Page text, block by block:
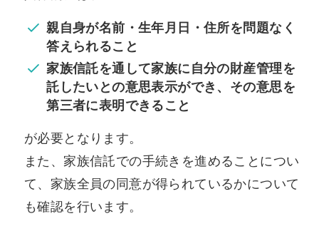
親自身が名前・生年月日・住所を問題なく
答えられること
家族信託を通して家族に自分の財産管理を
託したいとの意思表示ができ、その意思を
第三者に表明できること
が必要となります。
また、家族信託での手続きを進めることについ
て、家族全員の同意が得られているかについて
も確認を行います。